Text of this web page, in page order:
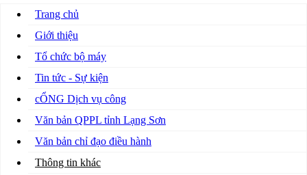
Trang chủ
Giới thiệu
Tổ chức bộ máy
Tin tức - Sự kiện
cỔNG Dịch vụ công
Văn bản QPPL tỉnh Lạng Sơn
Văn bản chỉ đạo điều hành
Thông tin khác